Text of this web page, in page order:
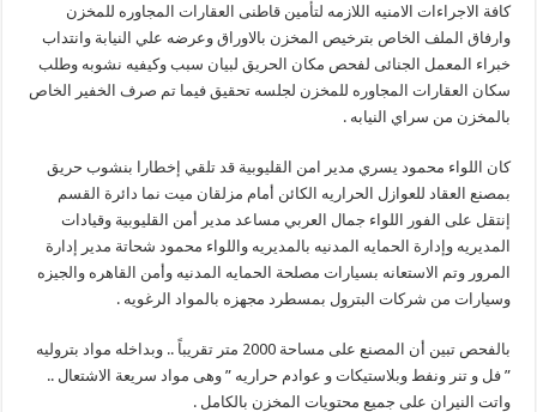
كافة الاجراءات الامنيه اللازمه لتأمين قاطنى العقارات المجاوره للمخزن
وارفاق الملف الخاص بترخيص المخزن بالاوراق وعرضه علي النيابة وانتداب
خبراء المعمل الجنائى لفحص مكان الحريق لبيان سبب وكيفيه نشوبه وطلب
سكان العقارات المجاوره للمخزن لجلسه تحقيق فيما تم صرف الخفير الخاص
بالمخزن من سراي النيابه .
كان اللواء محمود يسري مدير امن القليوبية قد تلقي إخطارا بنشوب حريق
بمصنع العقاد للعوازل الحراريه الكائن أمام مزلقان ميت نما دائرة القسم
إنتقل على الفور اللواء جمال العربي مساعد مدير أمن القليوبية وقيادات
المديريه وإدارة الحمايه المدنيه بالمديريه واللواء محمود شحاتة مدير إدارة
المرور وتم الاستعانه بسيارات مصلحة الحمايه المدنيه وأمن القاهره والجيزه
وسيارات من شركات البترول بمسطرد مجهزه بالمواد الرغويه .
بالفحص تبين أن المصنع على مساحة 2000 متر تقريباً .. وبداخله مواد بتروليه
” فل و تنر ونفط وبلاستيكات و عوادم حراريه ” وهى مواد سريعة الاشتعال ..
واتت النيران على جميع محتويات المخزن بالكامل .